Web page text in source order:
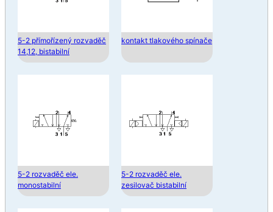
5-2 přímořízený rozvaděč
14,12, bistabilní
kontakt tlakového spínače
5-2 rozvaděč ele.
monostabilní
5-2 rozvaděč ele.
zesilovač bistabilní